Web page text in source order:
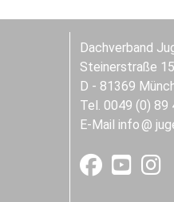
Dachverband
Steinerstraße
D - 81369
Tel. 0049 (0) 89
E-Mail info